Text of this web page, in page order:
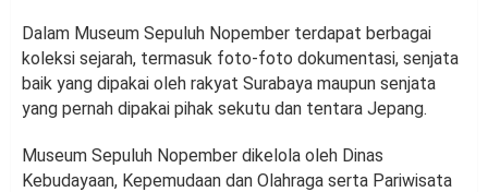
Dalam Museum Sepuluh Nopember terdapat berbagai
koleksi sejarah, termasuk foto-foto dokumentasi, senjata
baik yang dipakai oleh rakyat Surabaya maupun senjata
yang pernah dipakai pihak sekutu dan tentara Jepang.
Museum Sepuluh Nopember dikelola oleh Dinas
Kebudayaan, Kepemudaan dan Olahraga serta Pariwisata